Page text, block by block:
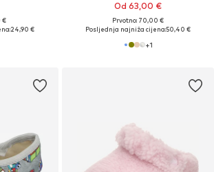
€
24,90 €
Od 63,00 €
Prvotno: 70,00 €
Posljednja najniža cijena:50,40 €
+1